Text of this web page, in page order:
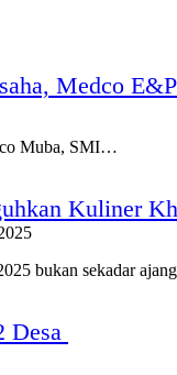
Medco
Muba, SMI…
Kuliner
bukan sekadar
Desa